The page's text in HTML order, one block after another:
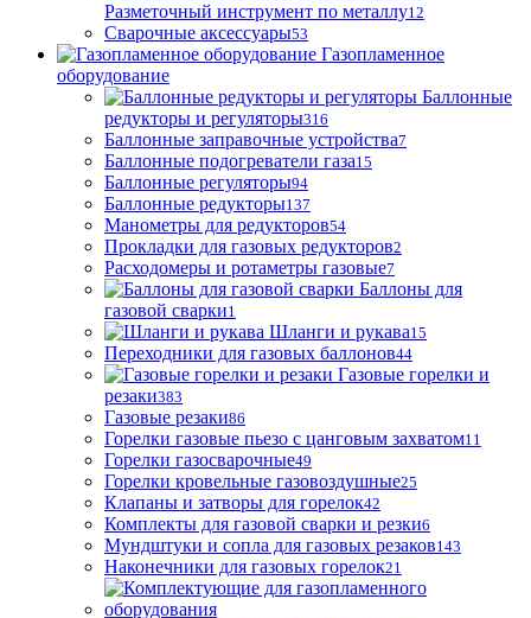
Разметочный инструмент по металлу12
Сварочные аксессуары53
Газопламенное
оборудование
Баллонные
редукторы и регуляторы316
Баллонные заправочные устройства7
Баллонные подогреватели газа15
Баллонные регуляторы94
Баллонные редукторы137
Манометры для редукторов54
Прокладки для газовых редукторов2
Расходомеры и ротаметры газовые7
Баллоны для
газовой сварки1
Шланги и рукава15
Переходники для газовых баллонов44
Газовые горелки и
резаки383
Газовые резаки86
Горелки газовые пьезо с цанговым захватом11
Горелки газосварочные49
Горелки кровельные газовоздушные25
Клапаны и затворы для горелок42
Комплекты для газовой сварки и резки6
Мундштуки и сопла для газовых резаков143
Наконечники для газовых горелок21